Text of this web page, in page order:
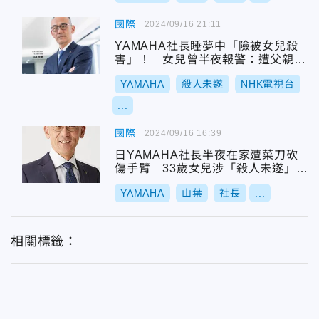
國際
YAMAHA社長睡夢中「險被女兒殺
害」！ 女兒曾半夜報警：遭父親毆
打
YAMAHA 殺人未遂 NHK電視台
2024/09/16 21:11
國際
日YAMAHA社長半夜在家遭菜刀砍
傷手臂 33歲女兒涉「殺人未遂」遭
逮
YAMAHA 山葉 社長
2024/09/16 16:39
相關標籤：